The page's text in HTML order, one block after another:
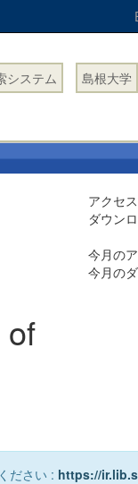
システム 島根大学
of
アクセ
ダウン
今月の
今月の
ださい : https://